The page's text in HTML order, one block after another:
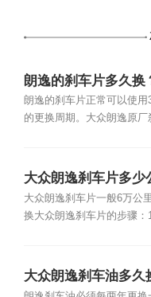
朗逸的刹车片多久换
朗逸的刹车片正常可以使
的更换周期。大众朗逸原厂
大众朗逸刹车片多少
大众朗逸刹车片一般6万公
换大众朗逸刹车片的步骤：
大众朗逸刹车油多久